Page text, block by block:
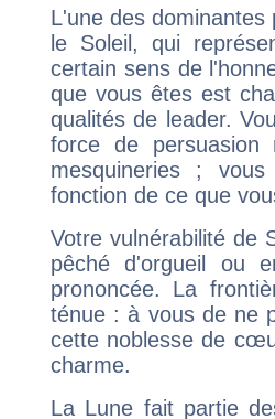
L'une des
le Soleil, qui
certain sens de
que vous êtes est
qualités de leader.
force de
mesquineries ;
fonction de ce que
Votre vulnérabilité de
pêché d'orgueil ou
prononcée. La
ténue : à vous de ne
cette noblesse de
charme.
La Lune fait partie